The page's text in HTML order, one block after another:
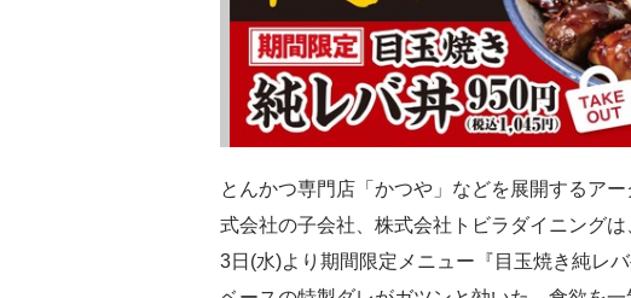
とんかつ専⾨店「かつや」などを展開するア
式会社の⼦会社、株式会社トビラダイニング
3日(水)より期間限定メニュー『目玉焼き純レ